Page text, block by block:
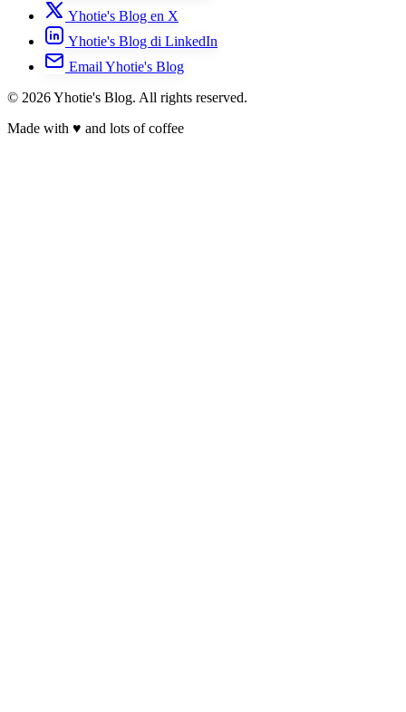
Yhotie's Blog en X
Yhotie's Blog di LinkedIn
Email Yhotie's Blog
© 2026 Yhotie's Blog. All rights reserved.
Made with ♥ and lots of coffee